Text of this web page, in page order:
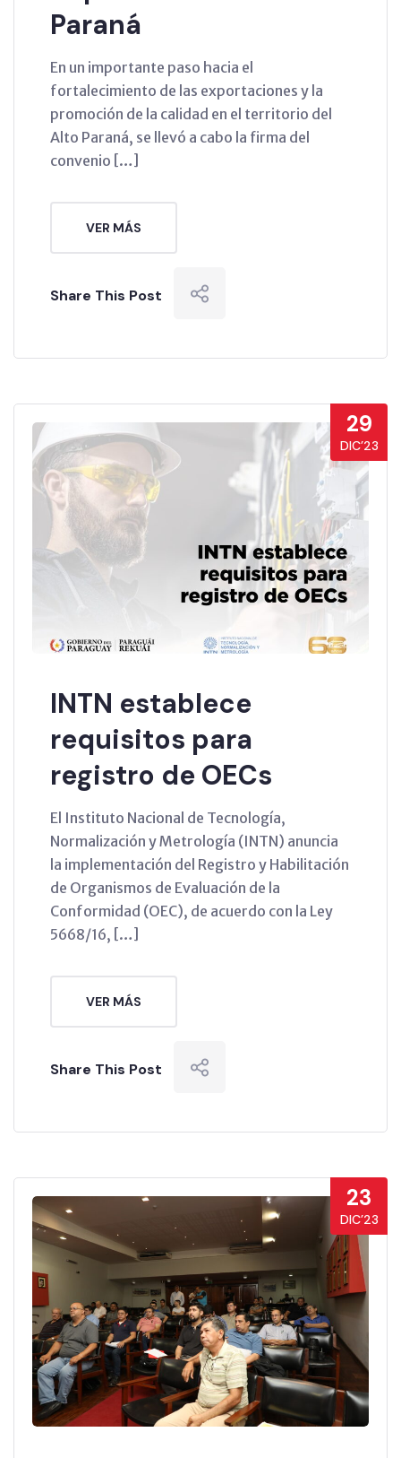
Paraná
En un importante paso hacia el
fortalecimiento de las exportaciones y la
promoción de la calidad en el territorio del
Alto Paraná, se llevó a cabo la firma del
convenio […]
VER MÁS
Share This Post
29
DIC’23
INTN establece
requisitos para
registro de OECs
El Instituto Nacional de Tecnología,
Normalización y Metrología (INTN) anuncia
la implementación del Registro y Habilitación
de Organismos de Evaluación de la
Conformidad (OEC), de acuerdo con la Ley
5668/16, […]
VER MÁS
Share This Post
23
DIC’23